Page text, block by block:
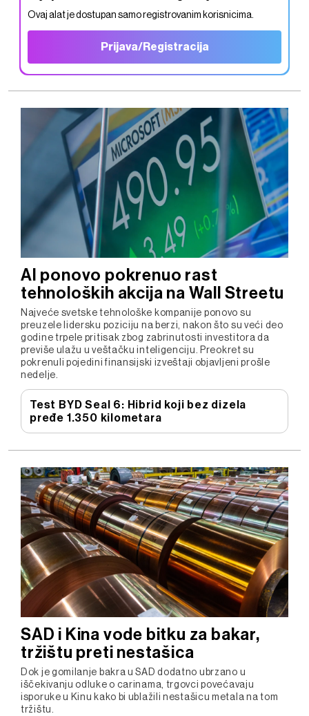
Ovaj alat je dostupan samo registrovanim korisnicima.
Prijava/Registracija
AI ponovo pokrenuo rast
tehnoloških akcija na Wall Streetu
Najveće svetske tehnološke kompanije ponovo su
preuzele lidersku poziciju na berzi, nakon što su veći deo
godine trpele pritisak zbog zabrinutosti investitora da
previše ulažu u veštačku inteligenciju. Preokret su
pokrenuli pojedini finansijski izveštaji objavljeni prošle
nedelje.
Test BYD Seal 6: Hibrid koji bez dizela
pređe 1.350 kilometara
SAD i Kina vode bitku za bakar,
tržištu preti nestašica
Dok je gomilanje bakra u SAD dodatno ubrzano u
iščekivanju odluke o carinama, trgovci povećavaju
isporuke u Kinu kako bi ublažili nestašicu metala na tom
tržištu.